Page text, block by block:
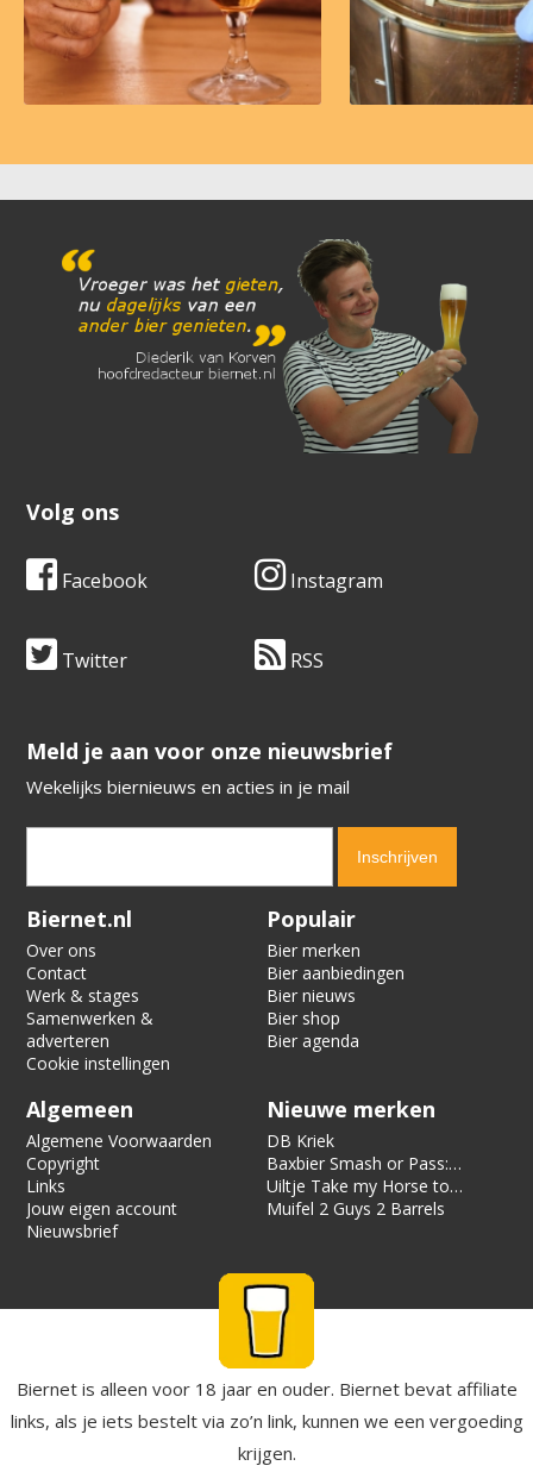
Volg ons
Facebook Instagram
Twitter RSS
​​​​​​​Meld je aan voor onze nieuwsbrief
Wekelijks biernieuws en acties in je mail
Verification code:
Biernet.nl
Over ons
Contact
Werk & stages
Samenwerken &
adverteren
Cookie instellingen
Populair
Bier merken
Bier aanbiedingen
Bier nieuws
Bier shop
Bier agenda
Algemeen
Algemene Voorwaarden
Copyright
Links
Jouw eigen account
Nieuwsbrief
Nieuwe merken
DB Kriek
Baxbier Smash or Pass:
Strata
Uiltje Take my Horse to
the Hotel Room
Muifel 2 Guys 2 Barrels
Biernet is alleen voor 18 jaar en ouder. Biernet bevat affiliate
links, als je iets bestelt via zo’n link, kunnen we een vergoeding
krijgen.